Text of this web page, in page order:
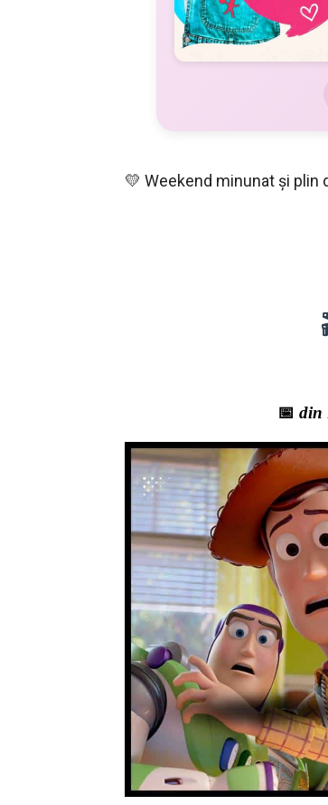
💛 Weekend minunat și plin
📅 din